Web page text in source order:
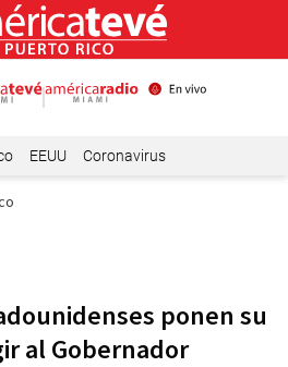
EEUU Coronavirus
ponen su
al Gobernador